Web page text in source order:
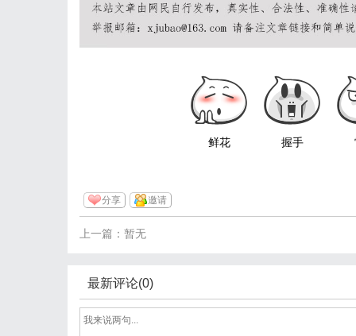
鲜花 握手
分享 邀请
上一篇：暂无
最新评论(0)